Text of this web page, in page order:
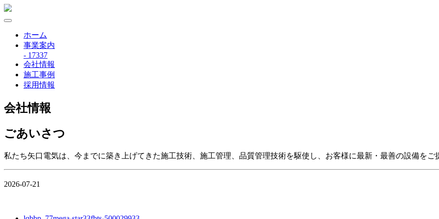
ホーム
事業案内
- 17337
会社情報
施工事例
採用情報
会社情報
ごあいさつ
私たち矢口電気は、今までに築き上げてきた施工技術、施工管理、品質管理技術を駆使し、お客様に最新・最善の設備をご
2026-07-21